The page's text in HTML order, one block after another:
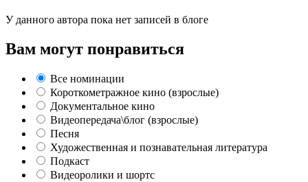
У данного автора пока нет записей в блоге
Вам могут понравиться
Все номинации
Короткометражное кино (взрослые)
Документальное кино
Видеопередача\блог (взрослые)
Песня
Художественная и познавательная литература
Подкаст
Видеоролики и шортс